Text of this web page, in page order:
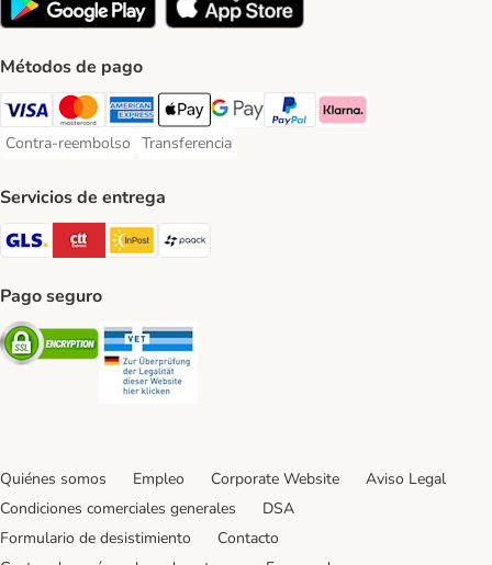
Métodos de pago
Visa Payment Method
Mastercard Payment Method
American Express Payment Method
Apple Pay Payment Method
Google Pay Payment Method
PayPal Payment Method
Klarna Payment Method
Contra-reembolso
Contra-reembolso Payment Method
Transferencia
Transferencia Payment Method
Servicios de entrega
GLS Shipping Method
CTTExpress Shipping Method
InPost Shipping Method
paack Shipping Method
Pago seguro
Security
Quiénes somos Empleo Corporate Website
Aviso Legal
Condiciones comerciales generales
DSA
Formulario de desistimiento
Contacto